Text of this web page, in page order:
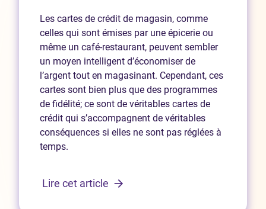
Les cartes de crédit de magasin, comme
celles qui sont émises par une épicerie ou
même un café-restaurant, peuvent sembler
un moyen intelligent d’économiser de
l’argent tout en magasinant. Cependant, ces
cartes sont bien plus que des programmes
de fidélité; ce sont de véritables cartes de
crédit qui s’accompagnent de véritables
conséquences si elles ne sont pas réglées à
temps.
Lire cet article